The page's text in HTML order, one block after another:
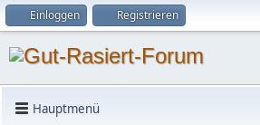
Einloggen Registrieren
Hauptmenü